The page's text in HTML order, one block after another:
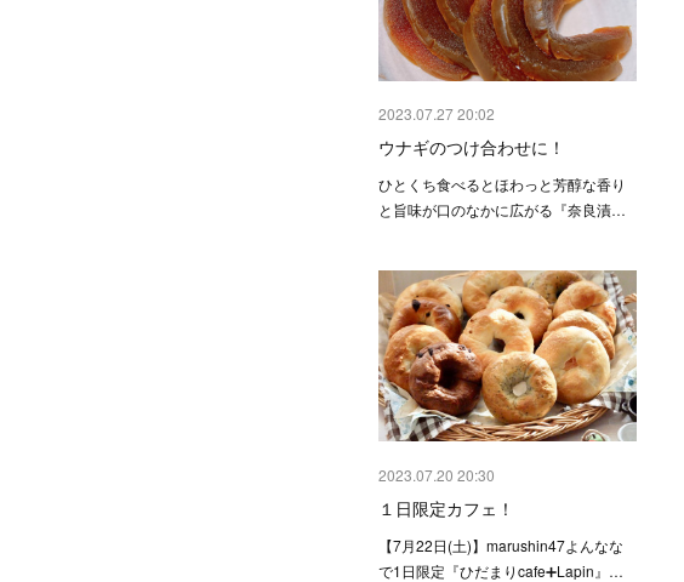
2023.07.27 20:02
ウナギのつけ合わせに！
ひとくち食べるとほわっと芳醇な香り
と旨味が口のなかに広がる『奈良漬…
2023.07.20 20:30
１日限定カフェ！
【7月22日(土)】marushin47よんなな
で1日限定『ひだまりcafe➕Lapin』…